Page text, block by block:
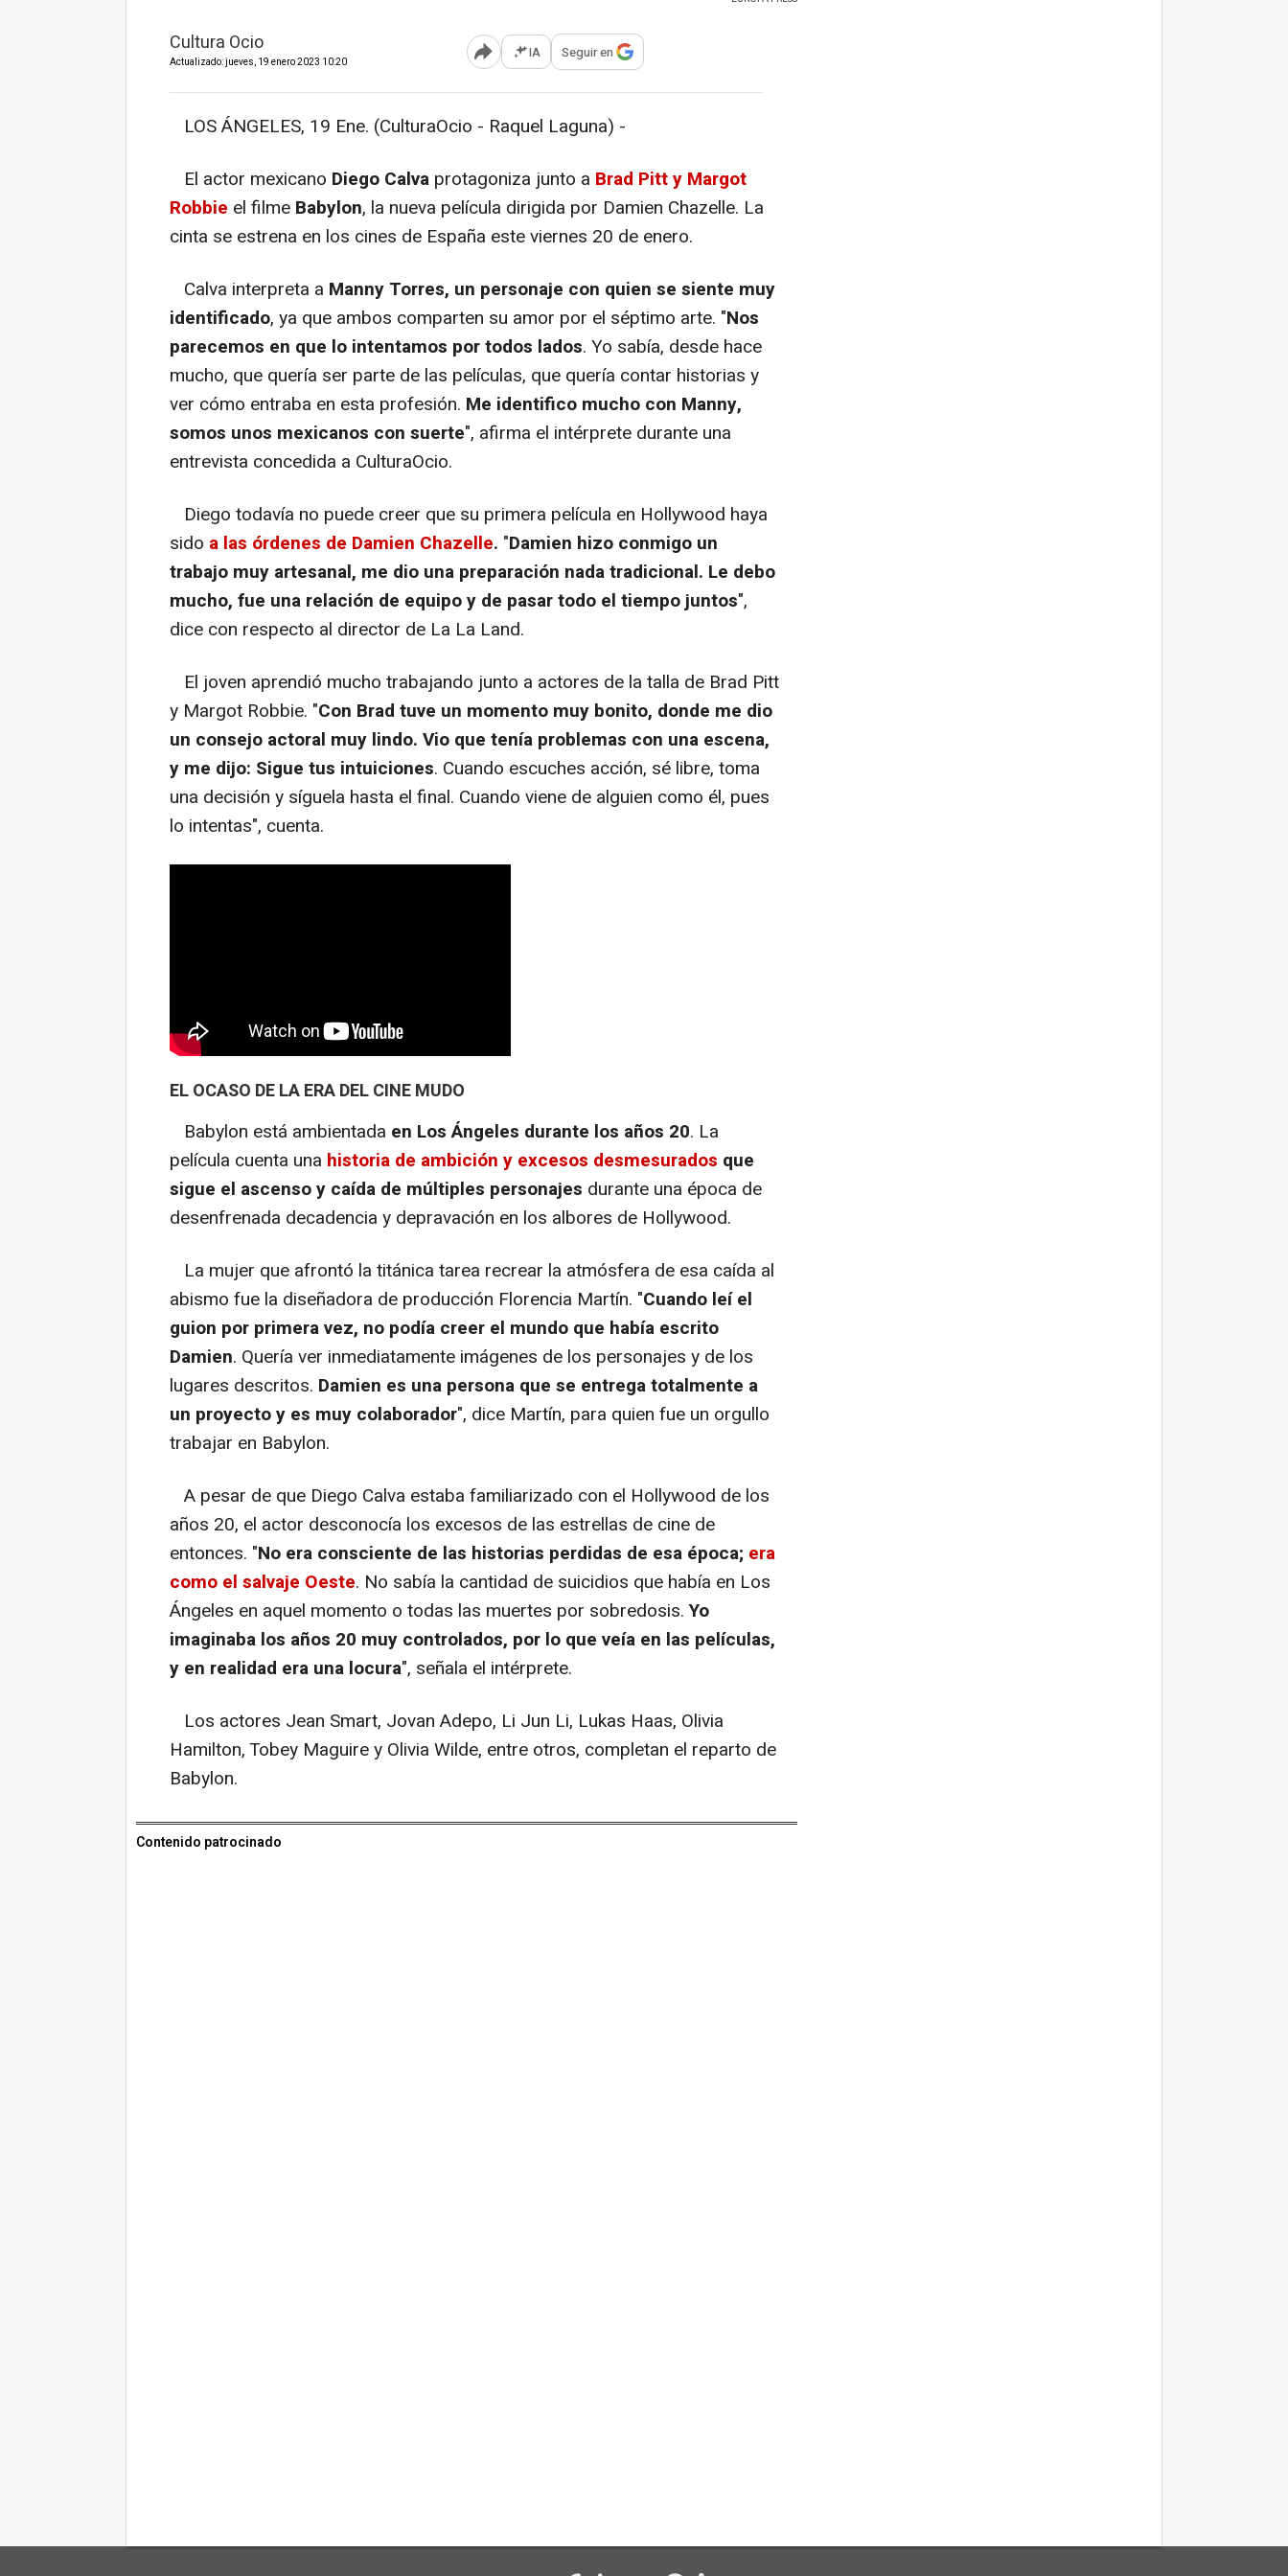
seconds Volume
Cultura Ocio
Actualizado: jueves, 19 enero 2023 10:20 Abrir opciones para compartir
IA Seguir en
LOS ÁNGELES, 19 Ene. (CulturaOcio - Raquel Laguna) -
El actor mexicano Diego Calva protagoniza junto a Brad Pitt y Margot
Robbie el filme Babylon, la nueva película dirigida por Damien Chazelle. La
cinta se estrena en los cines de España este viernes 20 de enero.
Calva interpreta a Manny Torres, un personaje con quien se siente muy
identificado, ya que ambos comparten su amor por el séptimo arte. "Nos
parecemos en que lo intentamos por todos lados. Yo sabía, desde hace
mucho, que quería ser parte de las películas, que quería contar historias y
ver cómo entraba en esta profesión. Me identifico mucho con Manny,
somos unos mexicanos con suerte", afirma el intérprete durante una
entrevista concedida a CulturaOcio.
Diego todavía no puede creer que su primera película en Hollywood haya
sido a las órdenes de Damien Chazelle. "Damien hizo conmigo un
trabajo muy artesanal, me dio una preparación nada tradicional. Le debo
mucho, fue una relación de equipo y de pasar todo el tiempo juntos",
dice con respecto al director de La La Land.
El joven aprendió mucho trabajando junto a actores de la talla de Brad Pitt
y Margot Robbie. "Con Brad tuve un momento muy bonito, donde me dio
un consejo actoral muy lindo. Vio que tenía problemas con una escena,
y me dijo: Sigue tus intuiciones. Cuando escuches acción, sé libre, toma
una decisión y síguela hasta el final. Cuando viene de alguien como él, pues
lo intentas", cuenta.
EL OCASO DE LA ERA DEL CINE MUDO
Babylon está ambientada en Los Ángeles durante los años 20. La
película cuenta una historia de ambición y excesos desmesurados que
sigue el ascenso y caída de múltiples personajes durante una época de
desenfrenada decadencia y depravación en los albores de Hollywood.
La mujer que afrontó la titánica tarea recrear la atmósfera de esa caída al
abismo fue la diseñadora de producción Florencia Martín. "Cuando leí el
guion por primera vez, no podía creer el mundo que había escrito
Damien. Quería ver inmediatamente imágenes de los personajes y de los
lugares descritos. Damien es una persona que se entrega totalmente a
un proyecto y es muy colaborador", dice Martín, para quien fue un orgullo
trabajar en Babylon.
A pesar de que Diego Calva estaba familiarizado con el Hollywood de los
años 20, el actor desconocía los excesos de las estrellas de cine de
entonces. "No era consciente de las historias perdidas de esa época; era
como el salvaje Oeste. No sabía la cantidad de suicidios que había en Los
Ángeles en aquel momento o todas las muertes por sobredosis.Yo
imaginaba los años 20 muy controlados, por lo que veía en las películas,
y en realidad era una locura", señala el intérprete.
Los actores Jean Smart, Jovan Adepo, Li Jun Li, Lukas Haas, Olivia
Hamilton, Tobey Maguire y Olivia Wilde, entre otros, completan el reparto de
Babylon.
Contenido patrocinado